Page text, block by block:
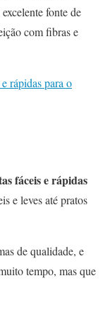
fonte de
com fibras e
rápidas para o
fáceis e rápidas
e leves até pratos
de qualidade, e
tempo, mas que